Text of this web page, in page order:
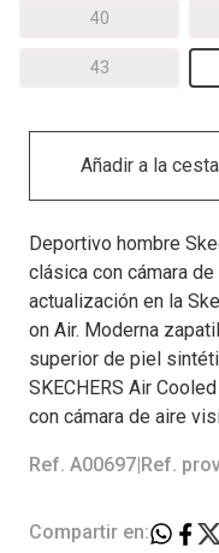
40
43
Deportivo hombre
clásica con cámara
actualización en la
on Air. Moderna
superior de piel
SKECHERS Air
con cámara de aire
Ref. A00697 Ref.
Compartir en: